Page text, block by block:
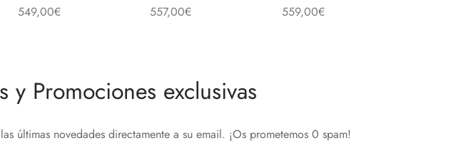
549,00€
557,00€
559,00€
Promociones exclusivas
últimas novedades directamente a su email. ¡Os prometemos 0 spam!